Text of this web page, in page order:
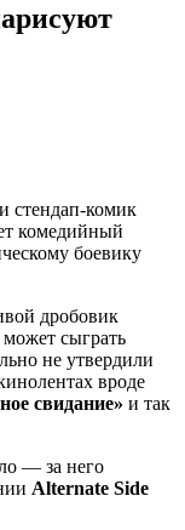
стендап-комик
комедийный
боевику
дробовик
сыграть
не утвердили
вроде
свидание» и так
— за него
Alternate Side